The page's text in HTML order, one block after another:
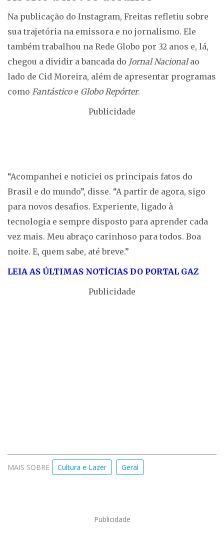
Na publicação do Instagram, Freitas refletiu sobre
sua trajetória na emissora e no jornalismo. Ele
também trabalhou na Rede Globo por 32 anos e, lá,
chegou a dividir a bancada do Jornal Nacionalao
lado de Cid Moreira, além de apresentar programas
como Fantásticoe Globo Repórter.
Publicidade
“Acompanhei e noticiei os principais fatos do
Brasil e do mundo”, disse. “A partir de agora, sigo
para novos desafios. Experiente, ligado à
tecnologia e sempre disposto para aprender cada
vez mais. Meu abraço carinhoso para todos. Boa
noite. E, quem sabe, até breve.”
LEIA AS ÚLTIMAS NOTÍCIAS DO PORTAL GAZ
Publicidade
MAIS SOBRE Cultura e Lazer Geral
Publicidade